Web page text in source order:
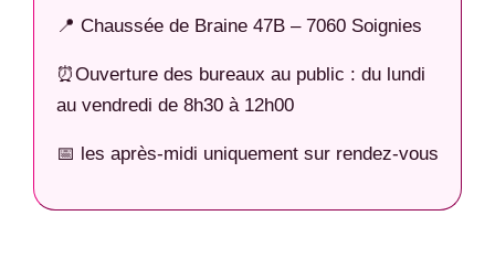
📍 Chaussée de Braine 47B – 7060 Soignies
⏰Ouverture des bureaux au public : du lundi
au vendredi de 8h30 à 12h00
📅 les après-midi uniquement sur rendez-vous